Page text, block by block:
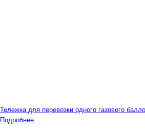
Тележка для перевозки одного газового
Подробнее